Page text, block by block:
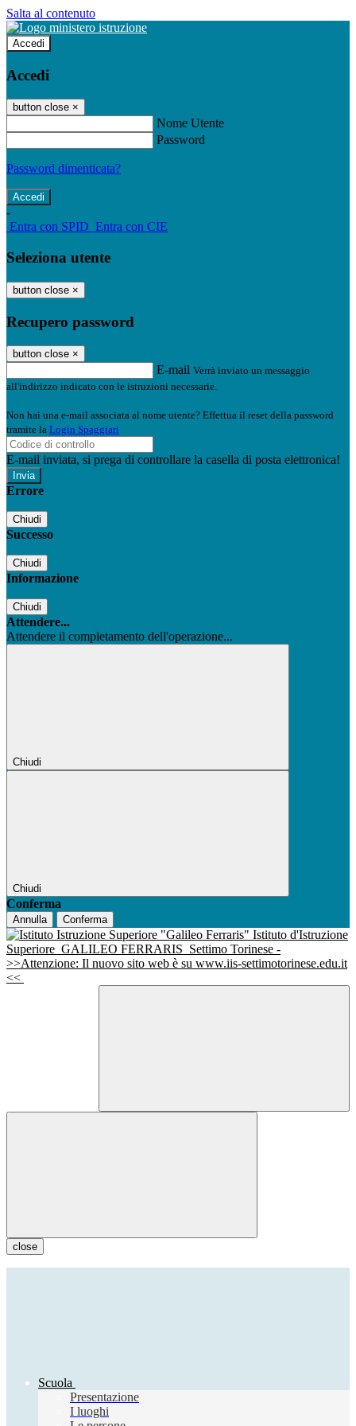
Salta al contenuto
Accedi
Accedi
button close ×
Nome Utente
Password
Password dimenticata?
-
Entra con SPID Entra con CIE
Seleziona utente
button close ×
Recupero password
button close ×
E-mail Verrà inviato un messaggio
all'indirizzo indicato con le istruzioni necessarie.
Non hai una e-mail associata al nome utente? Effettua il reset della password
tramite la Login Spaggiari
E-mail inviata, si prega di controllare la casella di posta elettronica!
Errore
Chiudi
Successo
Chiudi
Informazione
Chiudi
Attendere...
Attendere il completamento dell'operazione...
Chiudi
Chiudi
Conferma
Annulla Conferma
Istituto d'Istruzione
Superiore GALILEO FERRARIS Settimo Torinese -
>>Attenzione: Il nuovo sito web è su www.iis-settimotorinese.edu.it
<<
close
Scuola
Presentazione
I luoghi